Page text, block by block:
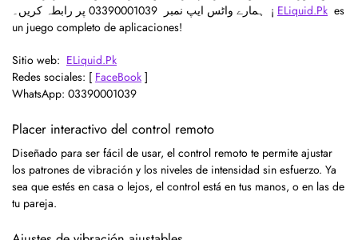
ہمارے واٹس ایپ نمبر 03390001039 پر رابطہ کریں۔ ¡ ELiquid.Pk es
un juego completo de aplicaciones!
Sitio web: ELiquid.Pk
Redes sociales: [ FaceBook ]
WhatsApp: 03390001039
Placer interactivo del control remoto
Diseñado para ser fácil de usar, el control remoto te permite ajustar
los patrones de vibración y los niveles de intensidad sin esfuerzo. Ya
sea que estés en casa o lejos, el control está en tus manos, o en las de
tu pareja.